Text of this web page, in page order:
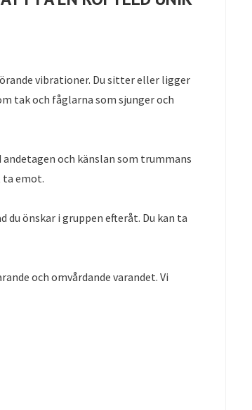
vibrationer. Du sitter eller ligger
tak och fåglarna som sjunger och
och känslan som trummans
ta emot.
du önskar i gruppen efteråt. Du kan ta
och omvårdande varandet. Vi